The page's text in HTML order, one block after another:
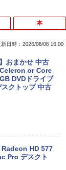
3590 | Wi
年保証 | 第8世
最大3.4)GHz |
新品) | 光学ド
あり | Webカ
ーター m-Book
新日時：2026/08/08 16:00
おまかせ 中古
or Core
DVDドライブ
クトップ 中古
Radeon HD 577
Pro デスクト
本